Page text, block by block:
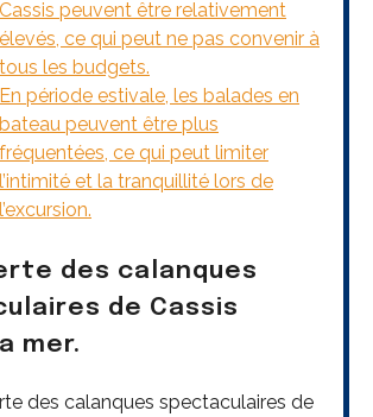
Cassis peuvent être relativement
élevés, ce qui peut ne pas convenir à
tous les budgets.
En période estivale, les balades en
bateau peuvent être plus
fréquentées, ce qui peut limiter
l’intimité et la tranquillité lors de
l’excursion.
des calanques
de Cassis
mer.
des calanques spectaculaires de